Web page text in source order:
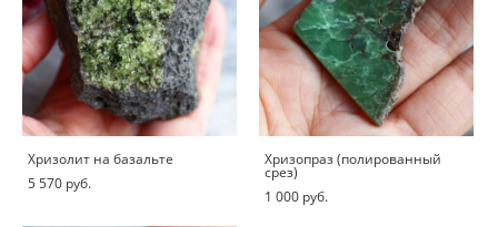
Хризолит на базальте
5 570 pуб.
Хризопраз (полированный
срез)
1 000 pуб.